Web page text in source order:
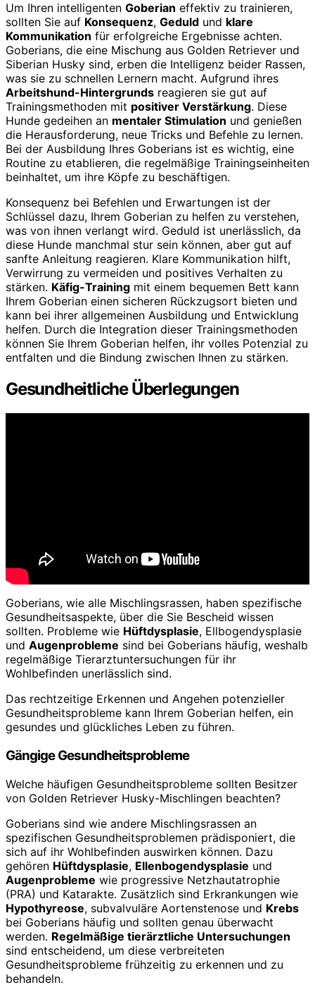
Um Ihren intelligenten Goberian effektiv zu trainieren,
sollten Sie auf Konsequenz, Geduld und klare
Kommunikation für erfolgreiche Ergebnisse achten.
Goberians, die eine Mischung aus Golden Retriever und
Siberian Husky sind, erben die Intelligenz beider Rassen,
was sie zu schnellen Lernern macht. Aufgrund ihres
Arbeitshund-Hintergrunds reagieren sie gut auf
Trainingsmethoden mit positiver Verstärkung. Diese
Hunde gedeihen an mentaler Stimulation und genießen
die Herausforderung, neue Tricks und Befehle zu lernen.
Bei der Ausbildung Ihres Goberians ist es wichtig, eine
Routine zu etablieren, die regelmäßige Trainingseinheiten
beinhaltet, um ihre Köpfe zu beschäftigen.
Konsequenz bei Befehlen und Erwartungen ist der
Schlüssel dazu, Ihrem Goberian zu helfen zu verstehen,
was von ihnen verlangt wird. Geduld ist unerlässlich, da
diese Hunde manchmal stur sein können, aber gut auf
sanfte Anleitung reagieren. Klare Kommunikation hilft,
Verwirrung zu vermeiden und positives Verhalten zu
stärken. Käfig-Training mit einem bequemen Bett kann
Ihrem Goberian einen sicheren Rückzugsort bieten und
kann bei ihrer allgemeinen Ausbildung und Entwicklung
helfen. Durch die Integration dieser Trainingsmethoden
können Sie Ihrem Goberian helfen, ihr volles Potenzial zu
entfalten und die Bindung zwischen Ihnen zu stärken.
Gesundheitliche Überlegungen
Goberians, wie alle Mischlingsrassen, haben spezifische
Gesundheitsaspekte, über die Sie Bescheid wissen
sollten. Probleme wie Hüftdysplasie, Ellbogendysplasie
und Augenprobleme sind bei Goberians häufig, weshalb
regelmäßige Tierarztuntersuchungen für ihr
Wohlbefinden unerlässlich sind.
Das rechtzeitige Erkennen und Angehen potenzieller
Gesundheitsprobleme kann Ihrem Goberian helfen, ein
gesundes und glückliches Leben zu führen.
Gängige Gesundheitsprobleme
Welche häufigen Gesundheitsprobleme sollten Besitzer
von Golden Retriever Husky-Mischlingen beachten?
Goberians sind wie andere Mischlingsrassen an
spezifischen Gesundheitsproblemen prädisponiert, die
sich auf ihr Wohlbefinden auswirken können. Dazu
gehören Hüftdysplasie, Ellenbogendysplasie und
Augenprobleme wie progressive Netzhautatrophie
(PRA) und Katarakte. Zusätzlich sind Erkrankungen wie
Hypothyreose, subvalvuläre Aortenstenose und Krebs
bei Goberians häufig und sollten genau überwacht
werden. Regelmäßige tierärztliche Untersuchungen
sind entscheidend, um diese verbreiteten
Gesundheitsprobleme frühzeitig zu erkennen und zu
behandeln.